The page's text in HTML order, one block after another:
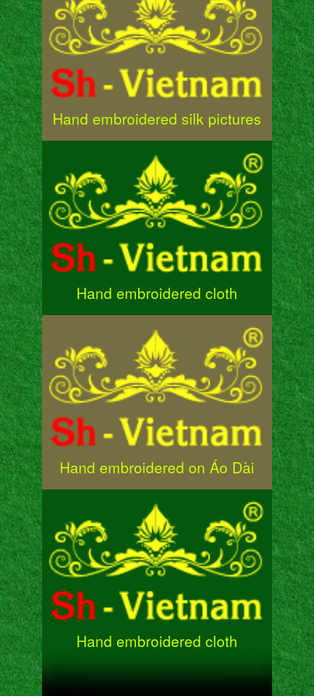
Hand embroidered silk pictures
Hand embroidered cloth
Hand embroidered on Áo Dài
Hand embroidered cloth